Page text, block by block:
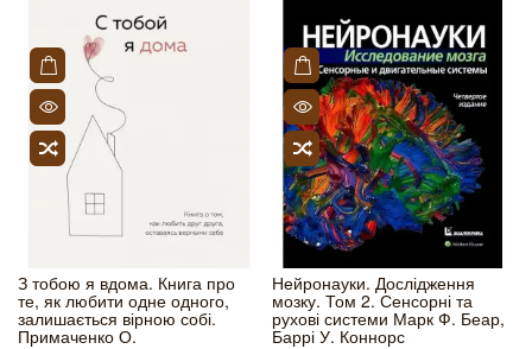
З тобою я вдома. Книга про
те, як любити одне одного,
залишається вірною собі.
Примаченко О.
Нейронауки. Дослідження
мозку. Том 2. Сенсорні та
рухові системи Марк Ф. Беар,
Баррі У. Коннорс